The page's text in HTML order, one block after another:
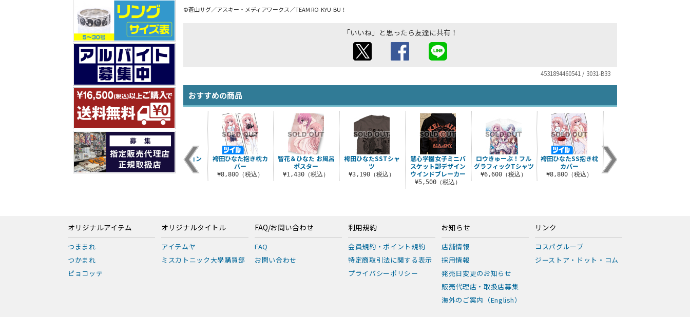
©蒼山サグ／アスキー・メディアワークス／TEAM RO-KYU-BU！
「いいね」と思ったら友達に共有！
4531894460541 / 3031-B33
おすすめの商品
袴田ひなたSSTシャ
ツ
¥3,190（税込）
慧心学園女子ミニバ
スケット部デザイン
ウインドブレーカー
¥5,500（税込）
ロウきゅーぶ！フル
グラフィックTシャツ
¥6,600（税込）
袴田ひなたSS抱き枕
カバー
¥8,800（税込）
袴田ひなたパーカー
¥6,490（税込）
原作版 袴田ひなたタ
ペストリー
¥5,500（税込）
三沢真帆クッション
¥2,750（税込）
袴田ひなた抱き枕カ
バー
¥8,800（税込）
智花＆ひなた お風呂
ポスター
¥1,430（税込）
オリジナルアイテム
つままれ
つかまれ
ピョコッテ
オリジナルタイトル
アイテムヤ
ミスカトニック大學購買部
FAQ/お問い合わせ
FAQ
お問い合わせ
利用規約
会員規約・ポイント規約
特定商取引法に関する表示
プライバシーポリシー
お知らせ
店舗情報
採用情報
発売日変更のお知らせ
販売代理店・取扱店募集
海外のご案内（English）
リンク
コスパグループ
ジーストア・ドット・コム